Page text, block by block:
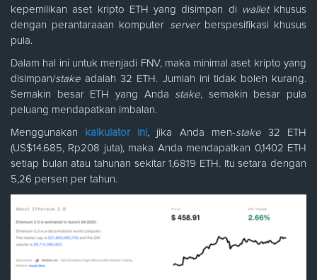
kepemilikan aset kripto ETH yang disimpan di
walletkhusus
dengan perantaraaan komputer server berspesifikasi khusus
pula.
Dalam hal ini untuk menjadi FNV, maka minimal aset kripto yang
disimpan/stakeadalah 32 ETH. Jumlah ini tidak boleh kurang.
Semakin besar ETH yang Anda stake, semakin besar pula
peluang mendapatkan imbalan.
Menggunakan kalkulator ini, jika Anda men-stake32 ETH
(US$14.685, Rp208 juta), maka Anda mendapatkan 0,1402 ETH
setiap bulan atau tahunan sekitar 1,6819 ETH. Itu setara dengan
5,26 persen per tahun.